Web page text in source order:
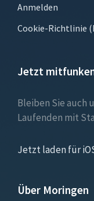
Anmelden
Cookie-Richtlinie
Jetzt
Bleiben Sie auch
Laufenden mit
Jetzt laden für
Über Moringen